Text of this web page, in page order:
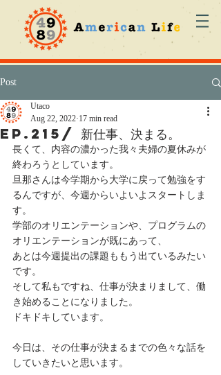
Post
ep.215/ 新仕事、決まる。
Utaco
Aug 22, 2022 17 min read
長くて、内容の濃かった我々夫婦の夏休みが
終わろうとしています。
旦那さんは今学期から大学に戻って勉強をす
るんですが、今週からいよいよスタートしま
す。
学部のオリエンテーションや、プログラムの
オリエンテーションが既にあって、
あとは今週提出の課題ももう出ているみたい
です。
そして私もですね、仕事が決まりまして、働
き始めることになりました。
ドキドキしています。
今日は、その仕事が決まるまでの色々な話を
していきたいと思います。